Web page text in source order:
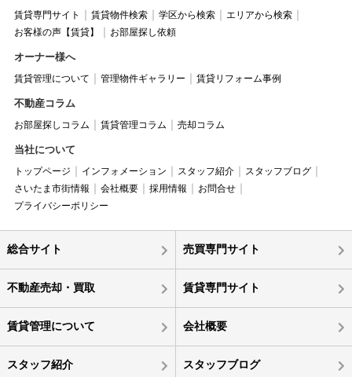
賃貸専門サイト 賃貸物件検索 学区から検索
エリアから検索
お客様の声【賃貸】
お部屋探し依頼
オーナー様へ
賃貸管理について 管理物件ギャラリー 賃貸リフォーム事例
不動産コラム
お部屋探しコラム 賃貸管理コラム 売却コラム
当社について
トップページ インフォメーション スタッフ紹介
スタッフブログ
さいたま市街情報
会社概要 採用情報
お問合せ
プライバシーポリシー
総合サイト 売買専門サイト
不動産売却・買取 賃貸専門サイト
賃貸管理について 会社概要
スタッフ紹介 スタッフブログ